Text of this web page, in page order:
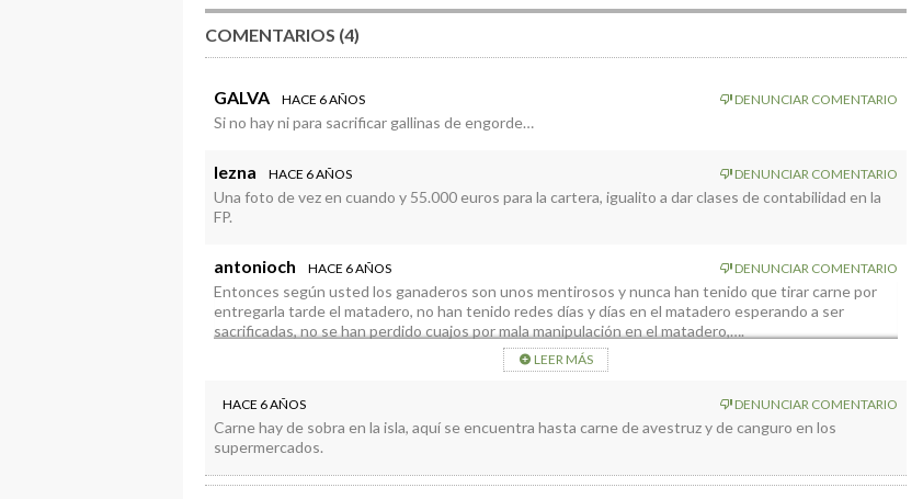
COMENTARIOS (4)
GALVA HACE 6 AÑOS DENUNCIAR COMENTARIO
Si no hay ni para sacrificar gallinas de engorde…
lezna HACE 6 AÑOS DENUNCIAR COMENTARIO
Una foto de vez en cuando y 55.000 euros para la cartera, igualito a dar clases de contabilidad en la
FP.
antonioch HACE 6 AÑOS DENUNCIAR COMENTARIO
Entonces según usted los ganaderos son unos mentirosos y nunca han tenido que tirar carne por
entregarla tarde el matadero, no han tenido redes días y días en el matadero esperando a ser
sacrificadas, no se han perdido cuajos por mala manipulación en el matadero,….
En fin, los ganaderos son unos mentirosos y usted tiene la verdad de su parte y en el matadero las
cosas no solo van bien sino que van muy bien.
LEER MÁS
HACE 6 AÑOS DENUNCIAR COMENTARIO
Carne hay de sobra en la isla, aquí se encuentra hasta carne de avestruz y de canguro en los
supermercados.